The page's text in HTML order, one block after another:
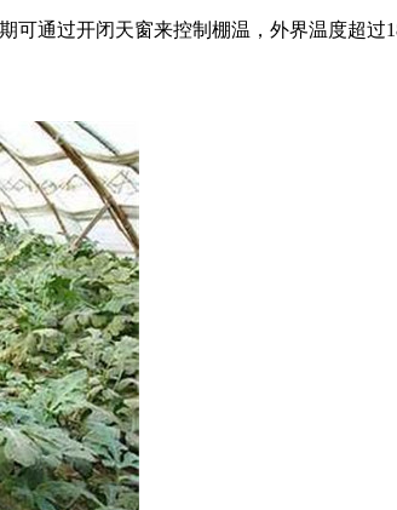
可通过开闭天窗来控制棚温，外界温度超